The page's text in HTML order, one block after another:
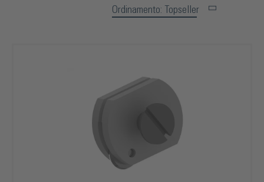
Ordinamento: Topseller